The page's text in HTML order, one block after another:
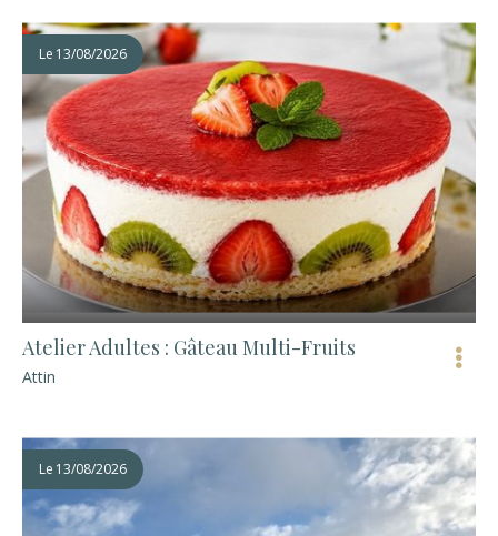
Le 13/08/2026
Atelier Adultes : Gâteau Multi-Fruits
Attin
Le 13/08/2026